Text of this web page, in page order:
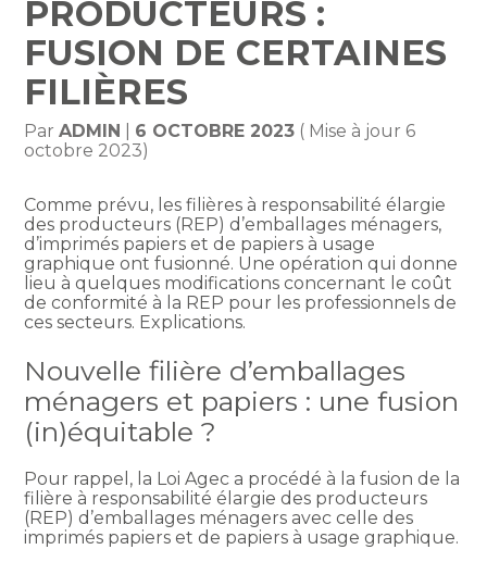
PRODUCTEURS :
FUSION DE CERTAINES
FILIÈRES
ParADMIN 6 OCTOBRE 2023 ( Mise à jour 6
octobre 2023)
Comme prévu, les filières à responsabilité élargie
des producteurs (REP) d’emballages ménagers,
d’imprimés papiers et de papiers à usage
graphique ont fusionné. Une opération qui donne
lieu à quelques modifications concernant le coût
de conformité à la REP pour les professionnels de
ces secteurs. Explications.
Nouvelle filière d’emballages
ménagers et papiers : une fusion
(in)équitable ?
Pour rappel, la Loi Agec a procédé à la fusion de la
filière à responsabilité élargie des producteurs
(REP) d’emballages ménagers avec celle des
imprimés papiers et de papiers à usage graphique.